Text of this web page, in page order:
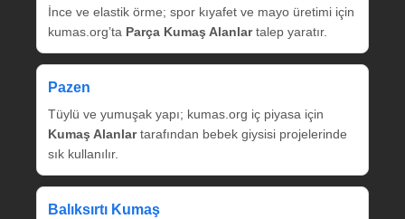
İnce ve elastik örme; spor kıyafet ve mayo üretimi için
kumas.org’ta Parça Kumaş Alanlartalep yaratır.
Pazen
Tüylü ve yumuşak yapı; kumas.org iç piyasa için
Kumaş Alanlartarafından bebek giysisi projelerinde
sık kullanılır.
Balıksırtı Kumaş